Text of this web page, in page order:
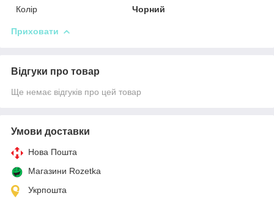
Колір
Чорний
Приховати
Відгуки про товар
Ще немає відгуків про цей товар
Умови доставки
Нова Пошта
Магазини Rozetka
Укрпошта